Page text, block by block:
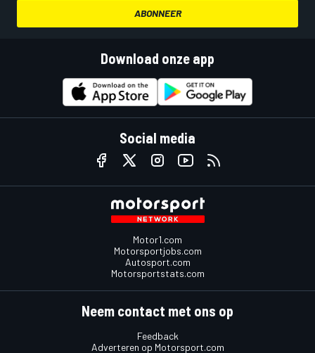
ABONNEER
Download onze app
Social media
Motor1.com
Motorsportjobs.com
Autosport.com
Motorsportstats.com
Neem contact met ons op
Feedback
Adverteren op Motorsport.com